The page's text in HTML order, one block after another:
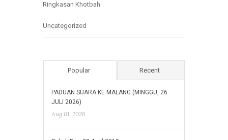
Ringkasan Khotbah
Uncategorized
Popular Recent
PADUAN SUARA KE MALANG (MINGGU, 26
JULI 2026)
Aug 01, 2026